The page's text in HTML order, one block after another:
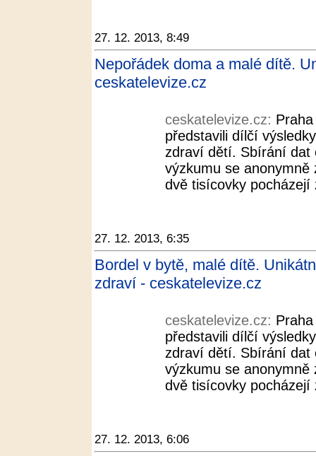
27. 12. 2013, 8:49
Nepořádek doma a malé dítě.
ceskatelevize.cz
ceskatelevize.cz:
představili dílčí
zdraví dětí. Sbírání dat
výzkumu se
dvě tisícovky
27. 12. 2013, 6:35
Bordel v bytě, malé dítě.
zdraví - ceskatelevize.cz
ceskatelevize.cz:
představili dílčí
zdraví dětí. Sbírání dat
výzkumu se
dvě tisícovky
27. 12. 2013, 6:06